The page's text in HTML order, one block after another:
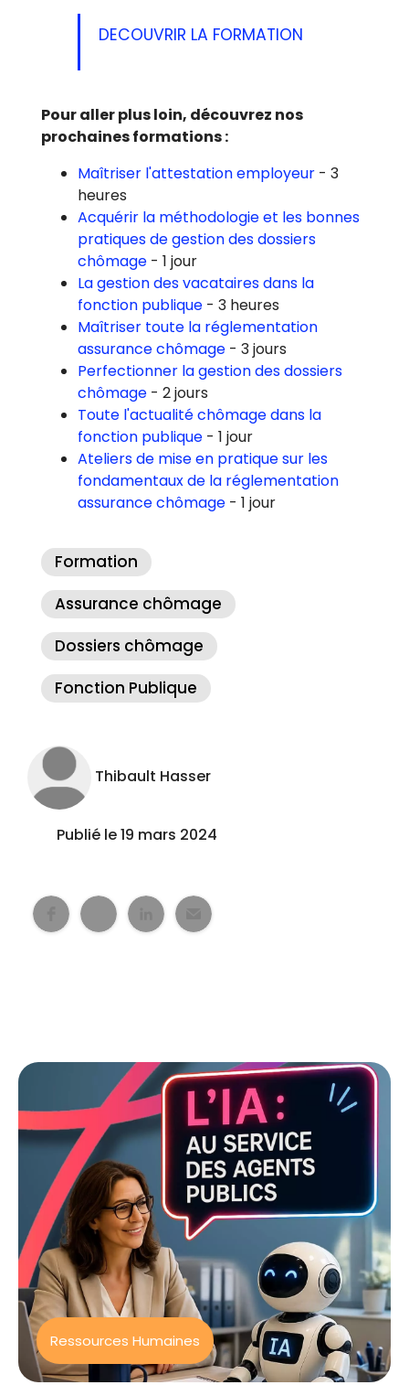
DECOUVRIR LA FORMATION
Pour aller plus loin, découvrez nos
prochaines formations :
Maîtriser l'attestation employeur - 3
heures
Acquérir la méthodologie et les bonnes
pratiques de gestion des dossiers
chômage - 1 jour
La gestion des vacataires dans la
fonction publique - 3 heures
Maîtriser toute la réglementation
assurance chômage - 3 jours
Perfectionner la gestion des dossiers
chômage - 2 jours
Toute l'actualité chômage dans la
fonction publique - 1 jour
Ateliers de mise en pratique sur les
fondamentaux de la réglementation
assurance chômage - 1 jour
Formation
Assurance chômage
Dossiers chômage
Fonction Publique
Thibault Hasser
Publié le 19 mars 2024
Ressources Humaines